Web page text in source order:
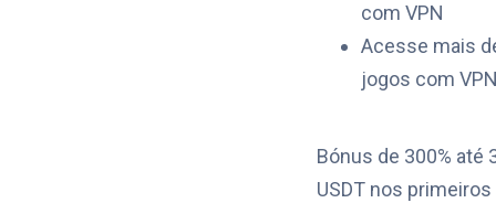
com VPN
Acesse mais
jogos com
Bónus de 300% até
USDT nos primeiros